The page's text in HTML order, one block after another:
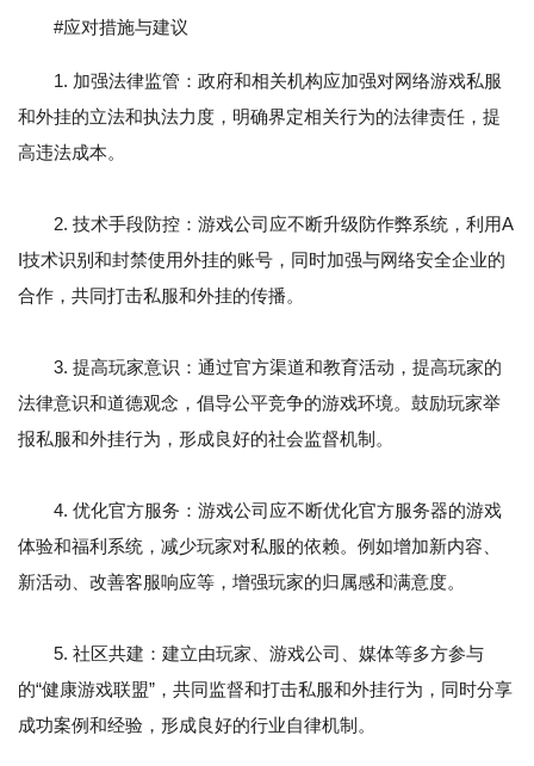
#应对措施与建议
1. 加强法律监管：政府和相关机构应加强对网络游戏私服
和外挂的立法和执法力度，明确界定相关行为的法律责任，提
高违法成本。
2. 技术手段防控：游戏公司应不断升级防作弊系统，利用A
I技术识别和封禁使用外挂的账号，同时加强与网络安全企业的
合作，共同打击私服和外挂的传播。
3. 提高玩家意识：通过官方渠道和教育活动，提高玩家的
法律意识和道德观念，倡导公平竞争的游戏环境。鼓励玩家举
报私服和外挂行为，形成良好的社会监督机制。
4. 优化官方服务：游戏公司应不断优化官方服务器的游戏
体验和福利系统，减少玩家对私服的依赖。例如增加新内容、
新活动、改善客服响应等，增强玩家的归属感和满意度。
5. 社区共建：建立由玩家、游戏公司、媒体等多方参与
的“健康游戏联盟”，共同监督和打击私服和外挂行为，同时分享
成功案例和经验，形成良好的行业自律机制。